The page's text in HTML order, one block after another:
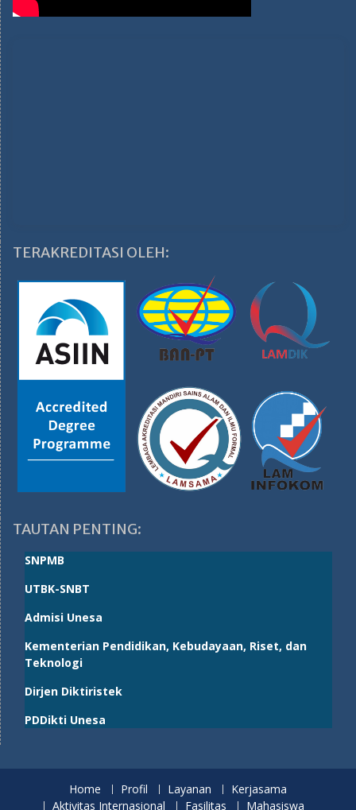
TERAKREDITASI OLEH:
TAUTAN PENTING:
SNPMB
UTBK-SNBT
Admisi Unesa
Kementerian Pendidikan, Kebudayaan, Riset, dan
Teknologi
Dirjen Diktiristek
PDDikti Unesa
Home Profil Layanan
Kerjasama
Aktivitas Internasional
Fasilitas Mahasiswa